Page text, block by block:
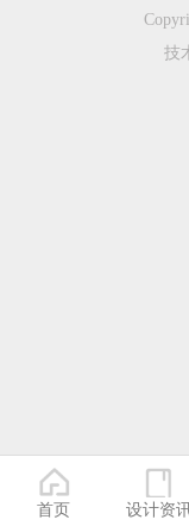
恭喜
技
首页 设计资